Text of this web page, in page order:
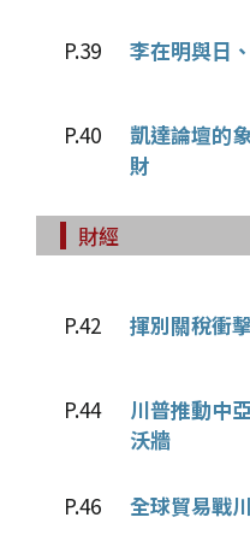
P.39 李在明與日
P.40
凱達論壇的
財
財經
P.42 揮別關稅衝
P.44
川普推動中
沃牆
P.46 全球貿易戰